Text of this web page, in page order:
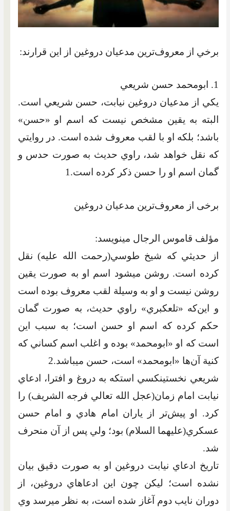
برخي از معروف‌ترين مدعيان دروغين از اين قرارند:
1. ابومحمد حسن شريعي
يکي از مدعيان دروغين نيابت، حسن شريعي است.
البته به يقين مشخص نيست که اسم او «حسن»
باشد؛ بلکه او با لقب معروف شده است. در روايتي
که نقل خواهد شد، راوي حديث به صورت حدس و
گمان اسم او را حسن ذکر کرده است.1
برخی از معروف‌ترين مدعيان دروغين
مؤلف قاموس الرجال مي‏نويسد:
از حديثي که شيخ طوسي(رحمت الله عليه) نقل
کرده است. روشن مي‏شود اسم او به صورت يقين
روشن نيست و او به وسيلة لقب معروف بوده است
و اين‌که «تلعکبري» راوي حديث، به صورت گمان
حکم کرده که اسم او حسن است؛ به سبب اين‌
است که او «ابومحمد» بوده و اغلب اسم کساني که
كنية آن‌ها «ابومحمد» است، حسن مي‏باشد.2
شريعي نخستين‏کسي است‏که به دروغ و افترا، ادعاي
نيابت امام زمان‏(عجل الله تعالي فرجه الشريف) را
کرد. او پيش‌تر از ياران امام هادي‏ و امام حسن
عسکري(عليهما السلام) بود؛ ولي‏ پس از آن منحرف
شد.
تاريخ ادعاي نيابت دروغين او به صورت دقيق بيان
نشده است؛ ليکن چون اين ادعاهاي دروغين، از
دوران نايب دوم آغاز شده است، به نظر مي‏رسد وي